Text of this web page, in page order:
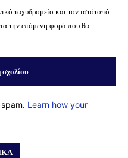
ταχυδρομείο και τον ιστότοπό
την επόμενη φορά που θα
Learn how your